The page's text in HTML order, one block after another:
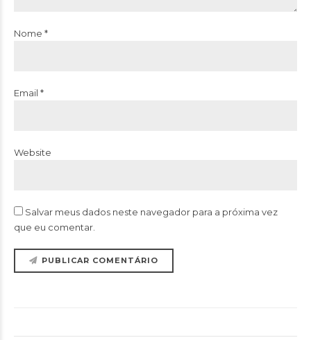
Nome *
Email *
Website
Salvar meus dados neste navegador para a próxima vez
que eu comentar.
PUBLICAR COMENTÁRIO